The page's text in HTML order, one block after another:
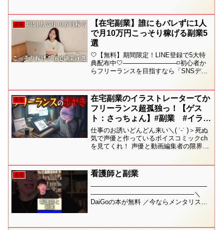
い人そんな方に向けて発信してます✨−−
−−−−−−−−−−−...
在宅
【在宅副業】誰にもバレずに1人
で月10万円こっそり稼げる副業5
選
🤍【無料】期間限定！LINE登録で5大特
典配布中🤍────────────◽️初心者か
らフリーランスを目指すなら「SNSデザ
心者必見】canvaで作るインス...
在宅
在宅副業のイラストレーターてか
フリーランス超孤独っ！【ゲス
ト：さっちょん】#副業 #イラス
トレーター
仕事のお誘いどんどん来い＼( ˙-˙ )＞死ぬ
気で声優と作っているボイスコミックch
を見てくれ！ 声優と動画編集者の限界フ
ー・動画編集者・スタジオ収録・企業案
件など実績多...
在宅 看護師と副業
——————————————————
————————————————＼
DaiGoの本が無料 ／今ならメンタリスト
わる知識のネトフリ【Dラボ】こちら...